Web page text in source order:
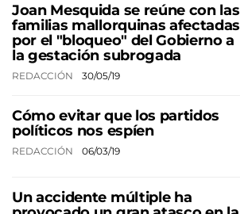
Joan Mesquida se reúne con las
familias mallorquinas afectadas
por el "bloqueo" del Gobierno a
la gestación subrogada
REDACCIÓN 30/05/19
Cómo evitar que los partidos
políticos nos espíen
REDACCIÓN 06/03/19
Un accidente múltiple ha